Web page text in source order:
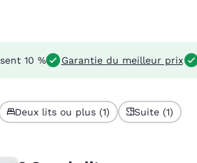
10 % Garantie du meilleur prix
Deux lits ou plus (1) Suite (1)